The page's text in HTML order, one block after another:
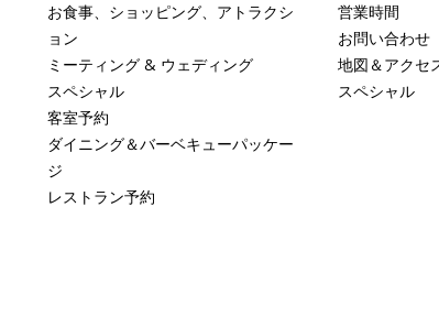
お食事、ショッピング、アトラクシ
ョン
ミーティング & ウェディング
スペシャル
客室予約
ダイニング＆バーベキューパッケー
ジ
レストラン予約
営業時間
お問い合わせ
地図＆アクセ
スペシャル